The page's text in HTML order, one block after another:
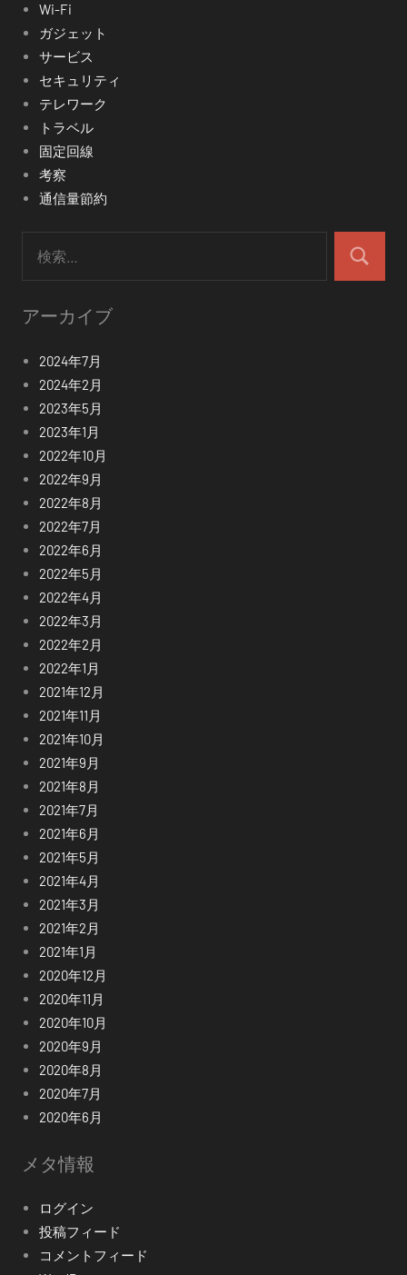
Wi-Fi
ガジェット
サービス
セキュリティ
テレワーク
トラベル
固定回線
考察
通信量節約
検
アーカイブ
2024年7月
2024年2月
2023年5月
2023年1月
2022年10月
2022年9月
2022年8月
2022年7月
2022年6月
2022年5月
2022年4月
2022年3月
2022年2月
2022年1月
2021年12月
2021年11月
2021年10月
2021年9月
2021年8月
2021年7月
2021年6月
2021年5月
2021年4月
2021年3月
2021年2月
2021年1月
2020年12月
2020年11月
2020年10月
2020年9月
2020年8月
2020年7月
2020年6月
メタ情報
ログイン
投稿フィード
コメントフィード